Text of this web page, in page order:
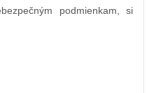
podmienkam, si